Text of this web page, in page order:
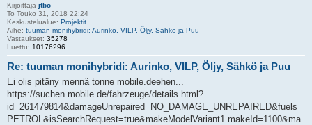
Kirjoittaja jtbo
To Touko 31, 2018 22:24
Keskustelualue: Projektit
Aihe: tuuman monihybridi: Aurinko, VILP, Öljy, Sähkö ja Puu
Vastaukset: 35278
Luettu: 10176296
Re: tuuman monihybridi: Aurinko, VILP, Öljy, Sähkö ja Puu
Ei olis pitäny mennä tonne mobile.deehen...
https://suchen.mobile.de/fahrzeuge/details.html?
id=261479814&damageUnrepaired=NO_DAMAGE_UNREPAIRED&fuels=
PETROL&isSearchRequest=true&makeModelVariant1.makeId=1100&ma